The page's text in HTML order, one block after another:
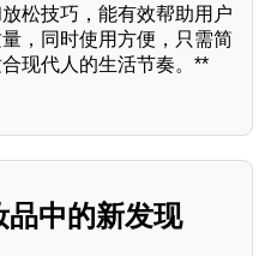
松技巧，能有效帮助用户
，同时使用方便，只需简
现代人的生活节奏。**
品中的新发现